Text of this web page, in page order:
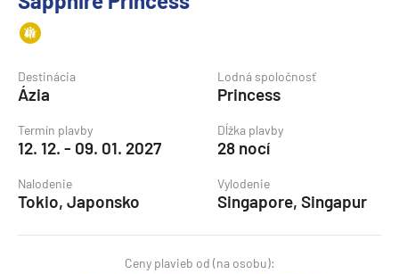
Destinácia
Ázia
Lodná spoločnosť
Princess
Termín plavby
12. 12. - 09. 01. 2027
Dĺžka plavby
28 nocí
Nalodenie
Tokio, Japonsko
Vylodenie
Singapore, Singapur
Ceny plavieb od (na osobu):